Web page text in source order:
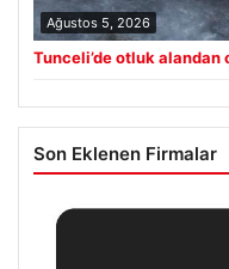
Ağustos 5, 2026
Tunceli’de otluk alandan
Son Eklenen Firmalar